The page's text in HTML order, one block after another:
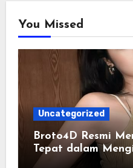
You Missed
Uncategorized
Broto4D Resmi
Tepat dalam
Data Togel